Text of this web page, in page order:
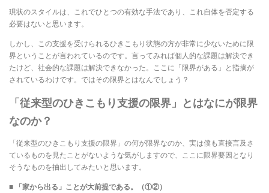
現状のスタイルは、これでひとつの有効な手法であり、これ自体を否定する
必要はないと思います。
しかし、この支援を受けられるひきこもり状態の方が非常に少ないために限
界ということが言われているのです。言ってみれば個人的な課題は解決でき
たけど、社会的な課題は解決できなかった。ここに「限界がある」と指摘が
されているわけです。ではその限界とはなんでしょう？
「従来型のひきこもり支援の限界」とはなにが限界
なのか？
「従来型のひきこもり支援の限界」の何が限界なのか、実は僕も直接言及さ
ているものを見たことがないような気がしますので、ここに限界要因となり
そうなものを抽出してみたいと思います。
■ 「家から出る」ことが大前提である。（①②）